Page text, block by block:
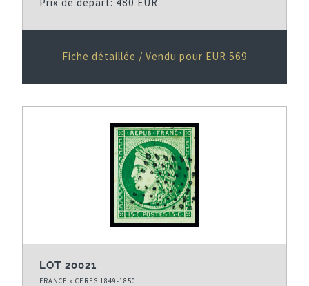
Fiche détaillée / Vendu pour EUR 569
LOT 20021
FRANCE » CERES 1849-1850